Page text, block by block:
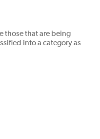
those that are being
into a category as